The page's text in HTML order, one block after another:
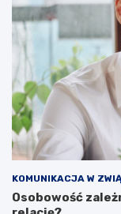
KOMUNIKACJA W
Osobowość